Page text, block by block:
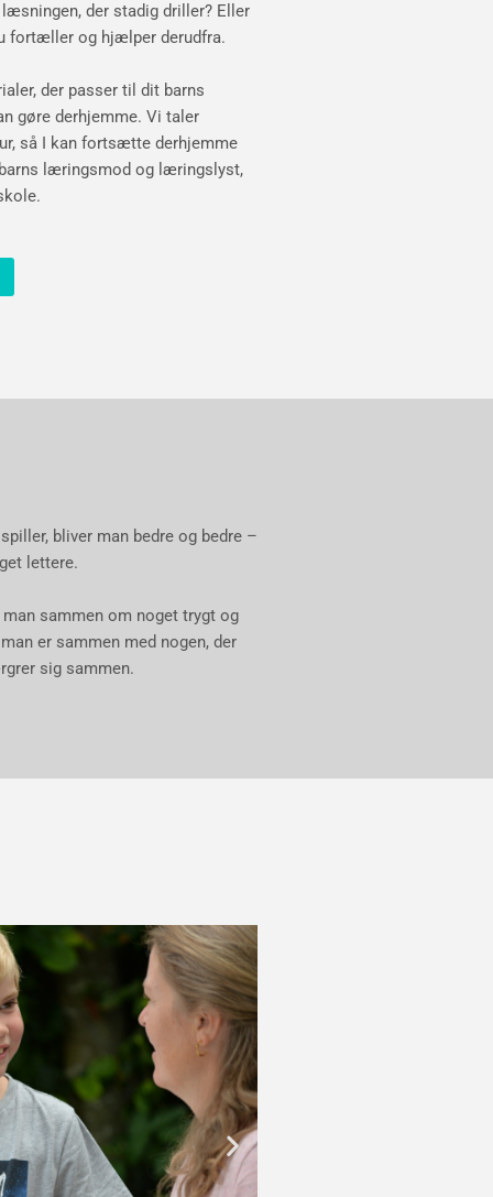
der stadig driller? Eller
fortæller og hjælper derudfra.
der passer til dit barns
gøre derhjemme. Vi taler
så I kan fortsætte derhjemme
læringsmod og læringslyst,
bliver man bedre og bedre –
lettere.
sammen om noget trygt og
er sammen med nogen, der
sig sammen.